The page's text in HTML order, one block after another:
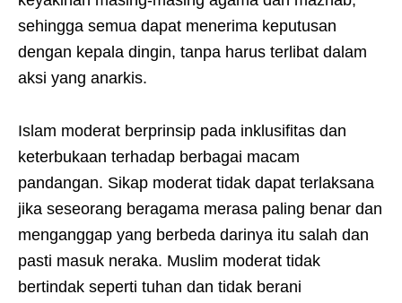
sehingga semua dapat menerima keputusan
dengan kepala dingin, tanpa harus terlibat dalam
aksi yang anarkis.
Islam moderat berprinsip pada inklusifitas dan
keterbukaan terhadap berbagai macam
pandangan. Sikap moderat tidak dapat terlaksana
jika seseorang beragama merasa paling benar dan
menganggap yang berbeda darinya itu salah dan
pasti masuk neraka. Muslim moderat tidak
bertindak seperti tuhan dan tidak berani